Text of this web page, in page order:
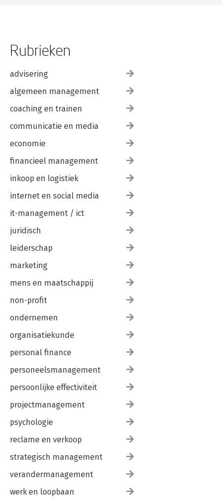
Rubrieken
advisering
algemeen management
coaching en trainen
communicatie en media
economie
financieel management
inkoop en logistiek
internet en social media
it-management / ict
juridisch
leiderschap
marketing
mens en maatschappij
non-profit
ondernemen
organisatiekunde
personal finance
personeelsmanagement
persoonlijke effectiviteit
projectmanagement
psychologie
reclame en verkoop
strategisch management
verandermanagement
werk en loopbaan